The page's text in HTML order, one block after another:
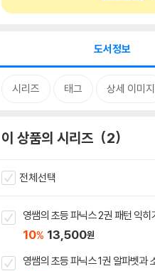
도서정보
시리즈 태그 상세 이미지
이 상품의 시리즈 2
전체선택
영쌤의 초등 파닉스 2권 패턴 익히
10% 13,500원
영쌤의 초등 파닉스 1권 알파벳과